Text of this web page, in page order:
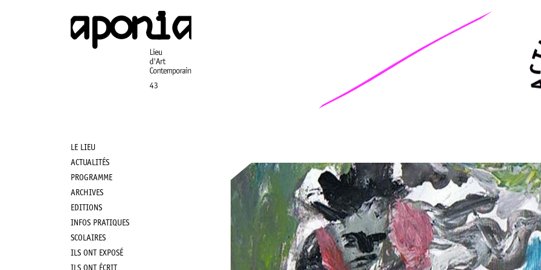
Main
navigation
LE LIEU
ACTUALITÉS
PROGRAMME
ARCHIVES
EDITIONS
INFOS PRATIQUES
SCOLAIRES
ILS ONT EXPOSÉ